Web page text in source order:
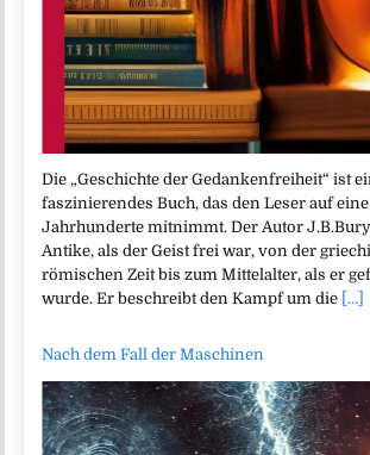
Die „Geschichte der Gedankenfreiheit“ ist
faszinierendes Buch, das den Leser auf
Jahrhunderte mitnimmt. Der Autor
Antike, als der Geist frei war, von der
römischen Zeit bis zum Mittelalter, als er
wurde. Er beschreibt den Kampf um die [...]
Nach dem Fall der Maschinen